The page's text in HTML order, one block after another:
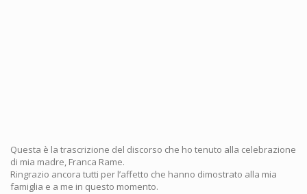
Questa è la trascrizione del discorso che ho tenuto alla celebrazione
di mia madre, Franca Rame.
Ringrazio ancora tutti per l’affetto che hanno dimostrato alla mia
famiglia e a me in questo momento.